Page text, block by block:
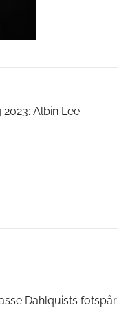
Albin Lee
Dahlquists fotspår